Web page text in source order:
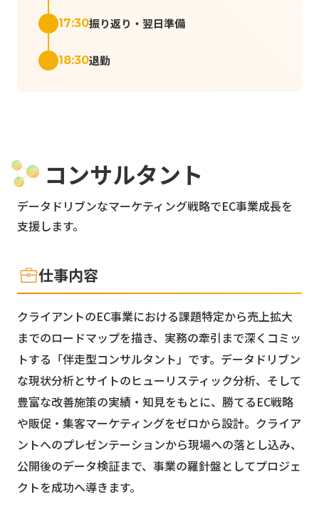
17:30振り返り・翌日準備
18:30退勤
コンサルタント
データドリブンなマーケティング戦略でEC事業成長を
支援します。
仕事内容
クライアントのEC事業における課題特定から売上拡大
までのロードマップを描き、実務の牽引まで深くコミッ
トする「伴走型コンサルタント」です。データドリブン
な現状分析とサイトのヒューリスティック分析、そして
豊富な改善施策の実績・知見をもとに、勝てるEC戦略
や販促・集客マーケティングをゼロから設計。クライア
ントへのプレゼンテーションから現場への落とし込み、
公開後のデータ検証まで、事業の羅針盤としてプロジェ
クトを成功へ導きます。